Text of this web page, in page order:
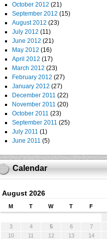
October 2012 (21)
September 2012 (15)
August 2012 (23)
July 2012 (11)
June 2012 (21)
May 2012 (16)
April 2012 (17)
March 2012 (23)
February 2012 (27)
January 2012 (27)
December 2011 (22)
November 2011 (20)
October 2011 (23)
September 2011 (25)
July 2011 (1)
June 2011 (5)
Calendar
August 2026
M T W T F
3
4 5 6 7
10
11 12 13 14